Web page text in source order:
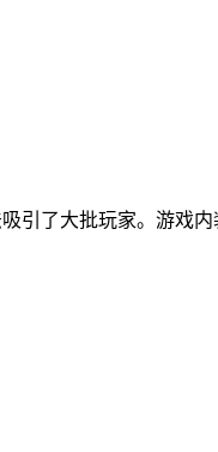
引了大批玩家。游戏